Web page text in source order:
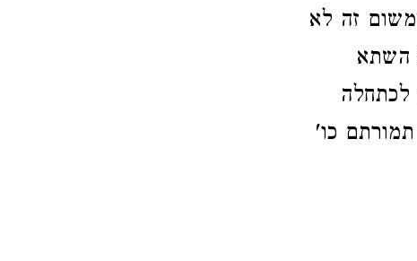
זה לא
השתא
לכתחלה
כו'